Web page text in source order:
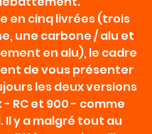
en cinq livrées (trois
une carbone / alu et
en alu), le cadre
de vous présenter
les deux versions
- RC et 900 - comme
Il y a malgré tout au